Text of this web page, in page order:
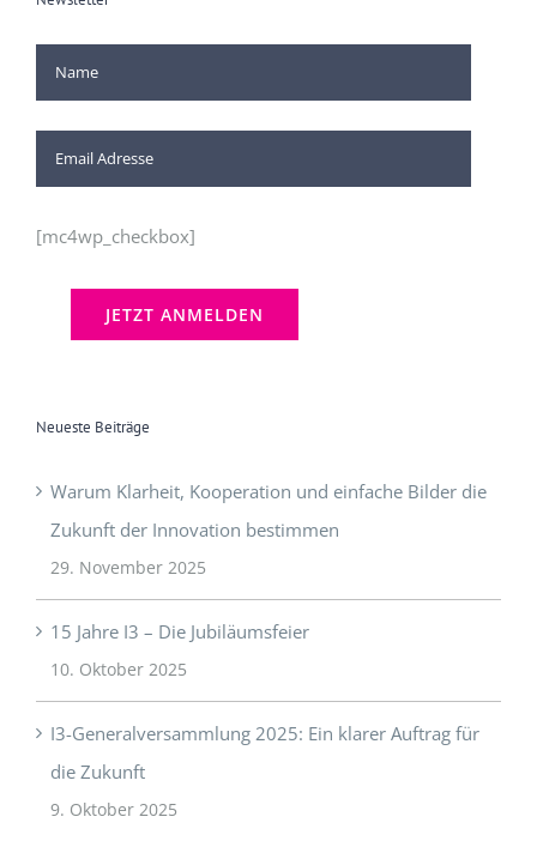
[mc4wp_checkbox]
Neueste Beiträge
Warum Klarheit, Kooperation und einfache Bilder die
Zukunft der Innovation bestimmen
29. November 2025
15 Jahre I3 – Die Jubiläumsfeier
10. Oktober 2025
I3-Generalversammlung 2025: Ein klarer Auftrag für
die Zukunft
9. Oktober 2025